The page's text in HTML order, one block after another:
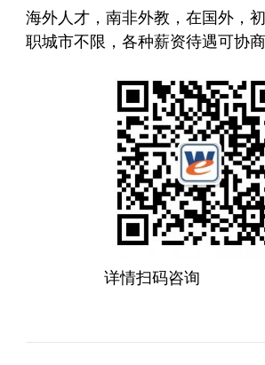
海外人才，南非外教，在国外，
职城市不限，各种薪资待遇可协商
详情扫码咨询